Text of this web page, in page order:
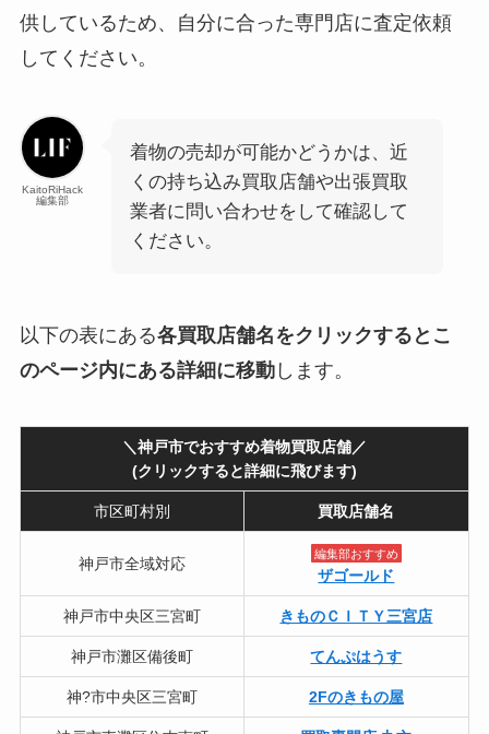
供しているため、自分に合った専門店に査定依頼
してください。
KaitoRiHack
編集部
着物の売却が可能かどうかは、近
くの持ち込み買取店舗や出張買取
業者に問い合わせをして確認して
ください。
以下の表にある各買取店舗名をクリックするとこ
のページ内にある詳細に移動します。
＼神戸市でおすすめ着物買取店舗／
(クリックすると詳細に飛びます)
市区町村別 買取店舗名
神戸市全域対応
編集部おすすめ
ザゴールド
神戸市中央区三宮町 きものＣＩＴＹ三宮店
神戸市灘区備後町 てんぷはうす
神?市中央区三宮町 2Fのきもの屋